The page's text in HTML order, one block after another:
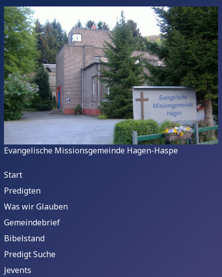
Evangelische Missionsgemeinde Hagen-Haspe
Start
Predigten
Was wir Glauben
Gemeindebrief
Bibelstand
Predigt Suche
Jevents